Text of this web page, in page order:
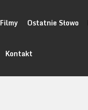
Filmy Ostatnie Słowo
Kontakt